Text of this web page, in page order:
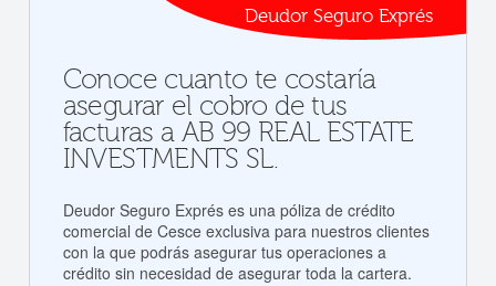
Deudor Seguro Exprés
Conoce cuanto te costaría
asegurar el cobro de tus
facturas a AB 99 REAL ESTATE
INVESTMENTS SL.
Deudor Seguro Exprés es una póliza de crédito
comercial de Cesce exclusiva para nuestros clientes
con la que podrás asegurar tus operaciones a
crédito sin necesidad de asegurar toda la cartera.